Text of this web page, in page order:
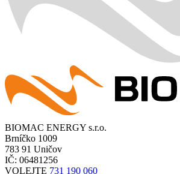
BIOMAC ENERGY s.r.o.
Brníčko 1009
783 91 Uničov
IČ: 06481256
VOLEJTE 731 190 060